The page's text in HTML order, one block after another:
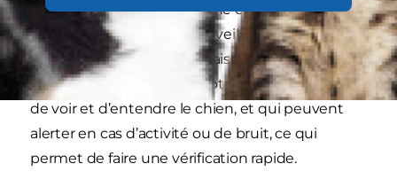
contrôler via votre téléphone constituent
d’excellents outils pour surveiller votre chien si
vous vous inquiétez de le laisser seul à la maison.
Il existe de nombreuses options qui permettent
de voir et d’entendre le chien, et qui peuvent
alerter en cas d’activité ou de bruit, ce qui
permet de faire une vérification rapide.